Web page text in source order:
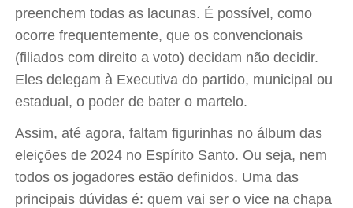
preenchem todas as lacunas. É possível, como
ocorre frequentemente, que os convencionais
(filiados com direito a voto) decidam não decidir.
Eles delegam à Executiva do partido, municipal ou
estadual, o poder de bater o martelo.
Assim, até agora, faltam figurinhas no álbum das
eleições de 2024 no Espírito Santo. Ou seja, nem
todos os jogadores estão definidos. Uma das
principais dúvidas é: quem vai ser o vice na chapa